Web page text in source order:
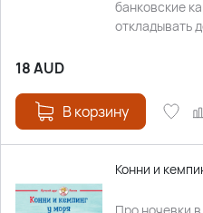
банковские
откладывать
18AUD
В корзину
Конни и